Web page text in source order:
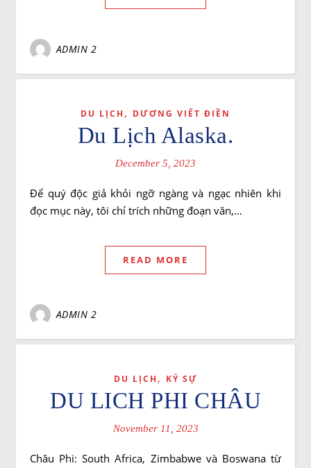
ADMIN 2
DU LỊCH , DƯƠNG VIẾT ĐIỀN
Du Lịch Alaska.
December 5, 2023
Để quý độc giả khỏi ngỡ ngàng và ngạc nhiên khi
đọc mục này, tôi chỉ trích những đoạn văn,…
READ MORE
ADMIN 2
DU LỊCH , KÝ SỰ
DU LICH PHI CHÂU
November 11, 2023
Châu Phi: South Africa, Zimbabwe và Boswana từ